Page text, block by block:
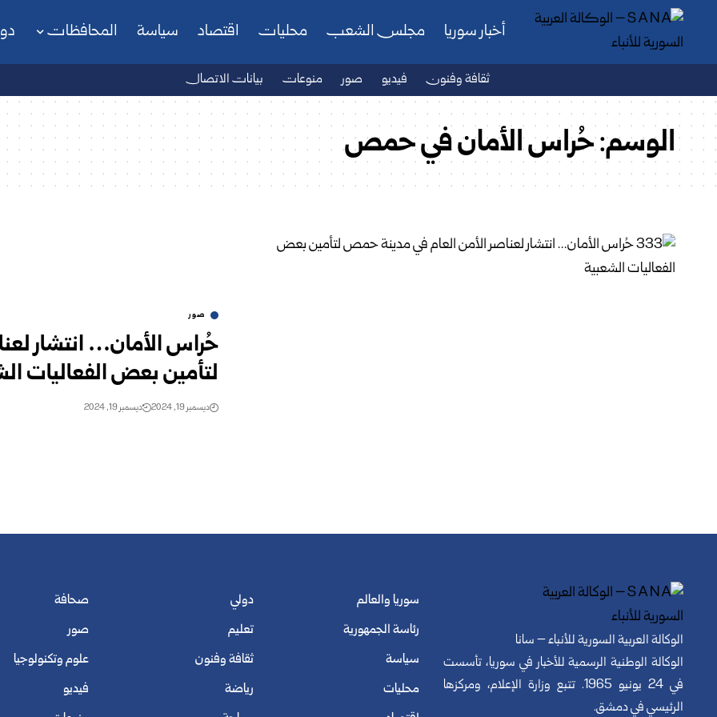
أخبار سوريا مجلس الشعب محليات اقتصاد سياسة المحافظات
ثقافة وفنون فيديو صور منوعات بيانات الاتصال
الوسم:حُراس الأمان في حمص
صور
حُراس الأمان… انتشار
لتأمين بعض الفعاليات
ديسمبر 19, 2024 ديسمبر 19, 2024
الوكالة العربية السورية للأنباء – سانا
الوكالة الوطنية الرسمية للأخبار في سوريا، تأسست
في 24 يونيو 1965. تتبع وزارة الإعلام، ومركزها
الرئيسي في دمشق.
سوريا والعالم
رئاسة الجمهورية
سياسة
محليات
دولي
تعليم
ثقافة وفنون
رياضة
صحافة
صور
علوم وتكنولوجيا
فيديو